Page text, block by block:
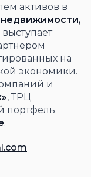
активов в
выступает
на
экономики.
и
, ТРЦ
портфель
.